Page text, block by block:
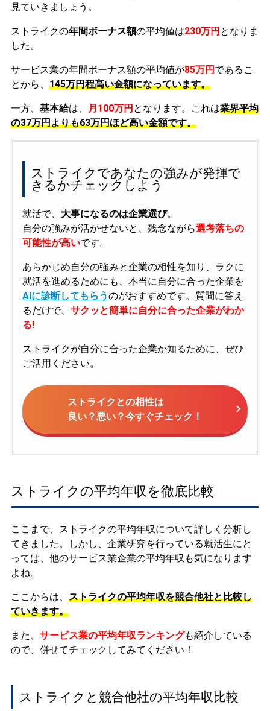
見ていきましょう。
ストライクの年間ボーナス額の平均値は230万円 となりま
した。
サービス業の年間ボーナス額の平均値が85万円 であるこ
とから、 145万円程高い金額になっています。
一方、 基本給は、 月100万円 となります。これは業界平均
の37万円よりも63万円ほど高い金額です。
ストライクであなたの強みが発揮で
きるかチェックしよう
就活で、 大事になるのは企業選び。
自分の強みが活かせないと、残念ながら選考落ちの
可能性が高いです。
あらかじめ自分の強みと企業の相性を知り、ラクに
就活を進めるためにも、本当に自分に合った企業を
AIに診断してもらうのがおすすめです。質問に答え
るだけで、 サクッと簡単に自分に合った企業がわか
る!
ストライクが自分に合った企業か知るために、ぜひ
ご活用ください。
ストライクとの相性は
良い？悪い？今すぐチェック！
ストライクの平均年収を徹底比較
ここまで、ストライクの平均年収について詳しく分析し
てきました。しかし、企業研究を行っている就活生にと
っては、他のサービス業企業の平均年収も気になります
よね。
ここからは、 ストライクの平均年収を競合他社と比較し
ていきます。
また、 サービス業の平均年収ランキングも紹介している
ので、併せてチェックしてみてください！
ストライクと競合他社の平均年収比較